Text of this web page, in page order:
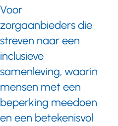
Voor
zorgaanbieders die
streven naar een
inclusieve
samenleving, waarin
mensen met een
beperking meedoen
en een betekenisvol